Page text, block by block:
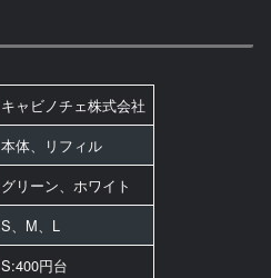
キャビノチェ株式会社
本体、リフィル
グリーン、ホワイト
S、M、L
S:400円台